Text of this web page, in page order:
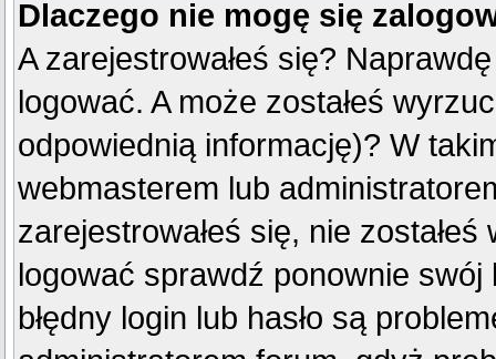
Dlaczego nie mogę się
A zarejestrowałeś się?
logować. A może zostałeś
odpowiednią informację)? W
webmasterem lub
zarejestrowałeś się, nie
logować sprawdź ponownie swój
błędny login lub hasło są